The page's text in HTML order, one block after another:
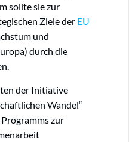
sollte sie zur
Ziele der EU
und
durch die
der Initiative
Wandel“
zur